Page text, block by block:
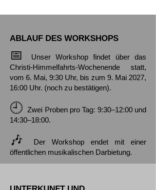
ABLAUF DES WORKSHOPS
📅
Unser Workshop findet über das
Christi-Himmelfahrts-Wochenende statt,
vom 6. Mai, 9:30 Uhr, bis zum 9. Mai 2027,
16:00 Uhr. (noch zu bestätigen).
🕘 Zwei Proben pro Tag: 9:30–12:00 und
14:30–18:00.
🎶
Der Workshop endet mit einer
öffentlichen musikalischen Darbietung.